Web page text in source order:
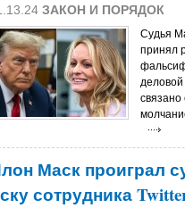
ЗАКОН И ПОРЯДОК
Судья
принял
деловой
связано
Маск проиграл
сотрудника